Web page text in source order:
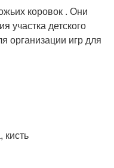
коровок . Они
участка детского
организации игр для
кисть